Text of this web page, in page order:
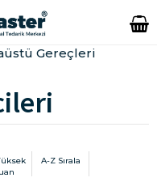
Gereçleri
A-Z Sırala